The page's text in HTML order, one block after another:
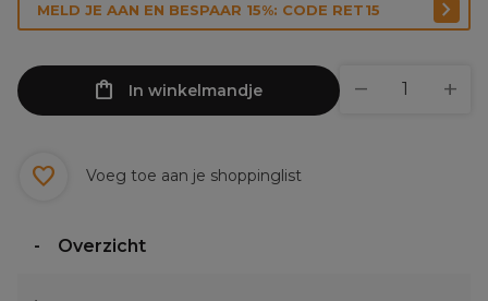
MELD JE AAN EN BESPAAR 15%: CODE RET15
In winkelmandje
Voeg toe aan je shoppinglist
Overzicht